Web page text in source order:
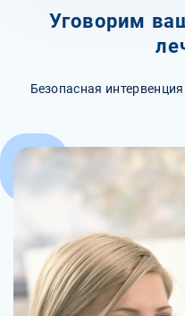
Уговорим
Безопасная